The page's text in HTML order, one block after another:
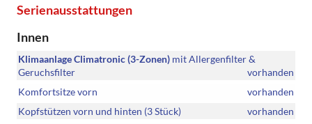
Serienausstattungen
Innen
Klimaanlage Climatronic (3-Zonen) mit Allergenfilter &
Geruchsfilter
vorhanden
Komfortsitze vorn
vorhanden
Kopfstützen vorn und hinten (3 Stück)
vorhanden